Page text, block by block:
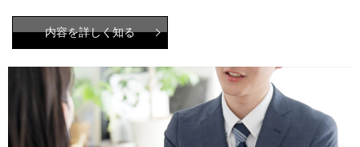
内容を詳しく知る